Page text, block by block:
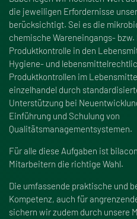
die jeweiligen Erfordernisse
berücksichtigt. Sei es die
chemische Wareneingangs-
Produktkontrolle in den
Hygiene- und
Produktkontrollen im
einzelhandel durch
Unterstützung bei
Einführung und Schulung von
Qualitätsmanagementsystemen.
Für alle diese Aufgaben ist
Mitarbeitern die richtige Wahl.
Die umfassende praktische und
Kompetenz, auch für
sichern wir zudem durch unsere